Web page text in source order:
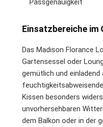
Einsatzbereiche im
Das Madison Florance
Gartensessel oder
gemütlich und
Kissen besonders
unvorhersehbaren
dem Balkon oder in der